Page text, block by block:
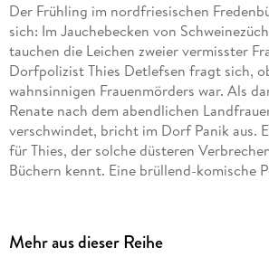
Der Frühling im nordfriesischen
sich: Im Jauchebecken von
tauchen die Leichen zweier vermisster
Dorfpolizist Thies Detlefsen fragt sich,
wahnsinnigen Frauenmörders war. Als
Renate nach dem abendlichen
verschwindet, bricht im Dorf Panik aus.
für Thies, der solche düsteren
Büchern kennt. Eine brüllend-komische
Mehr aus dieser Reihe